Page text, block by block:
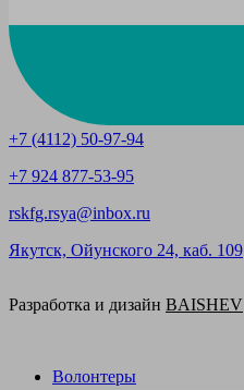
+7 (4112) 50-97-94
+7 924 877-53-95
rskfg.rsya@inbox.ru
Якутск, Ойунского 24, каб. 109
Разработка и дизайн BAISHEV
Волонтеры